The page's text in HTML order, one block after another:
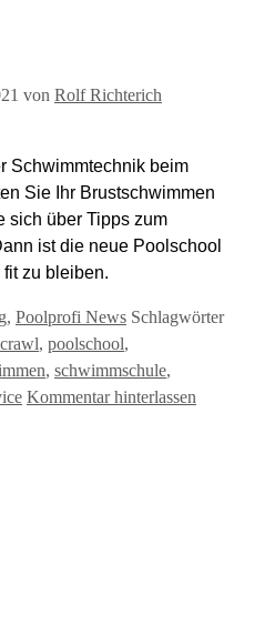
von Rolf Richterich
Schwimmtechnik beim
Sie Ihr Brustschwimmen
sich über Tipps zum
ist die neue Poolschool
zu bleiben.
, Poolprofi News Schlagwörter
crawl, poolschool,
, schwimmschule,
Kommentar hinterlassen